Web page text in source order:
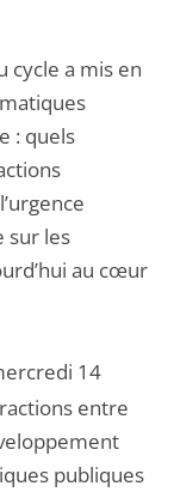
cycle a mis en
: quels
sur les
au cœur
14
entre
publiques